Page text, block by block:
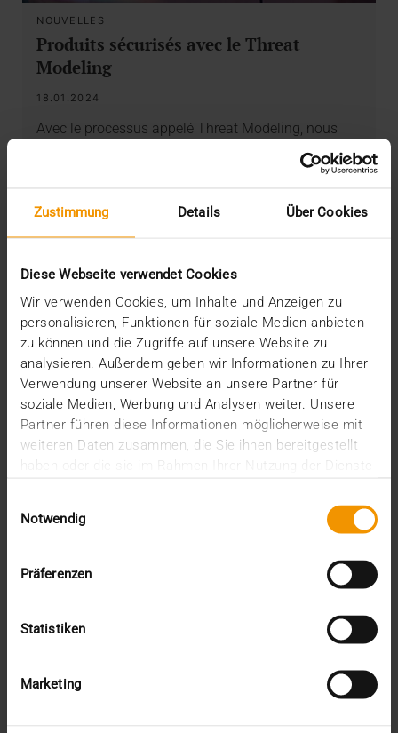
Zustimmung Details Über Cookies
Diese Webseite verwendet Cookies
Wir verwenden Cookies, um Inhalte und Anzeigen zu
personalisieren, Funktionen für soziale Medien anbieten
zu können und die Zugriffe auf unsere Website zu
analysieren. Außerdem geben wir Informationen zu Ihrer
Verwendung unserer Website an unsere Partner für
soziale Medien, Werbung und Analysen weiter. Unsere
Partner führen diese Informationen möglicherweise mit
weiteren Daten zusammen, die Sie ihnen bereitgestellt
Notwendig
Präferenzen
Statistiken
Marketing
NOUVELLES
Produits sécurisés avec le Threat
Modeling
18.01.2024
Avec le processus appelé Threat Modeling, nous
VISUS HEALTH IT
Des suggestions uniformes en Europe
09.01.2024